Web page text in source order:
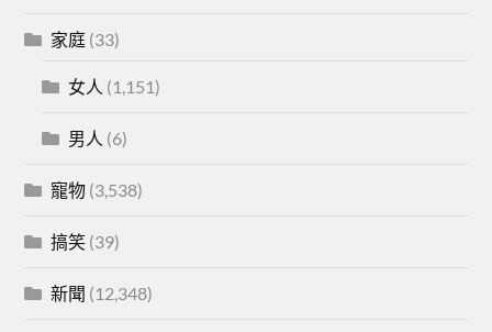
家庭 (33)
女人 (1,151)
男人 (6)
寵物 (3,538)
搞笑 (39)
新聞 (12,348)